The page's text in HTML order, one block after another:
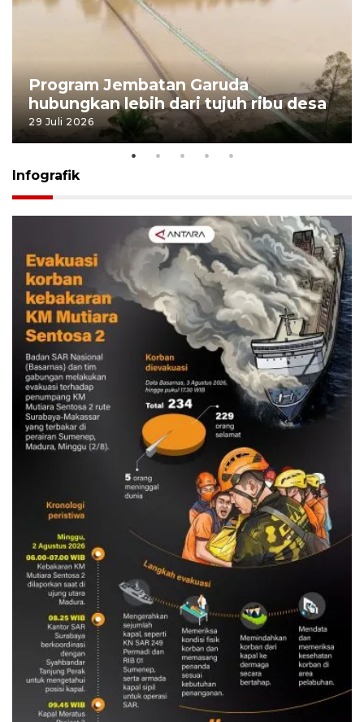
Program Jembatan Garuda
hubungkan lebih dari tujuh ribu desa
29 Juli 2026
Infografik